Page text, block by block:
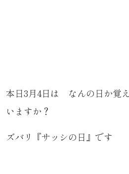
本日3月4日は なんの日か覚
いますか？
ズバリ『サッシの日』です